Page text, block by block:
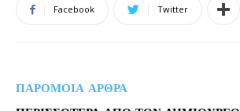
Facebook Twitter
ΠΑΡΟΜΟΙΑ ΑΡΘΡΑ